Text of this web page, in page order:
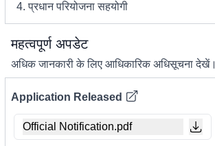
4. प्रधान परियोजना सहयोगी
महत्वपूर्ण अपडेट
अधिक जानकारी के लिए आधिकारिक अधिसूचना देखें।
Application Released
Official Notification.pdf